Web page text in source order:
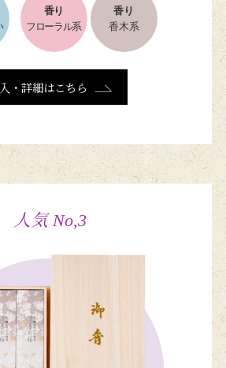
香り
フローラル系
香り
香木系
・詳細はこちら
人気 No,3